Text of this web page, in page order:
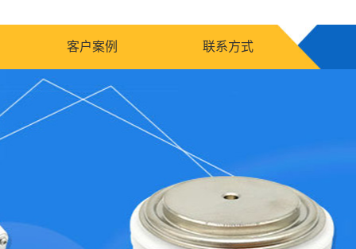
客户案例 联系方式